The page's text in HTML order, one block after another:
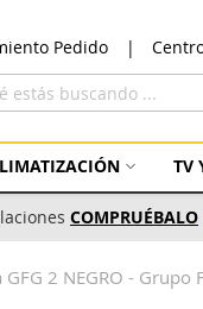
Pedido
TV
COMPRUÉBALO
GFG 2 NEGRO -